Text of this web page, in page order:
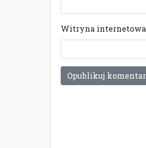
Witryna internetowa